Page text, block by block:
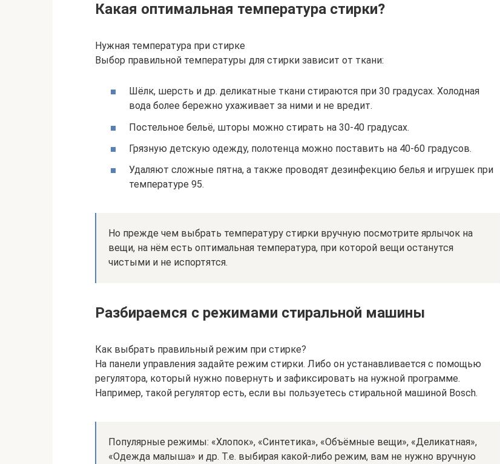
Какая оптимальная температура стирки?
Нужная температура при стирке
Выбор правильной температуры для стирки зависит от ткани:
Шёлк, шерсть и др. деликатные ткани стираются при 30 градусах. Холодная
вода более бережно ухаживает за ними и не вредит.
Постельное бельё, шторы можно стирать на 30-40 градусах.
Грязную детскую одежду, полотенца можно поставить на 40-60 градусов.
Удаляют сложные пятна, а также проводят дезинфекцию белья и игрушек при
температуре 95.
Но прежде чем выбрать температуру стирки вручную посмотрите ярлычок на
вещи, на нём есть оптимальная температура, при которой вещи останутся
чистыми и не испортятся.
Разбираемся с режимами стиральной машины
Как выбрать правильный режим при стирке?
На панели управления задайте режим стирки. Либо он устанавливается с помощью
регулятора, который нужно повернуть и зафиксировать на нужной программе.
Например, такой регулятор есть, если вы пользуетесь стиральной машиной Bosch.
Популярные режимы: «Хлопок», «Синтетика», «Объёмные вещи», «Деликатная»,
«Одежда малыша» и др. Т.е. выбирая какой-либо режим, вам не нужно вручную